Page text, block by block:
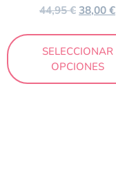
44,95€38,00€
SELECCIONAR
OPCIONES